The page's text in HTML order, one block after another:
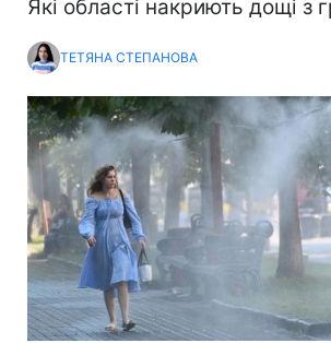
Які області накриють дощі з
ТЕТЯНА СТЕПАНОВА